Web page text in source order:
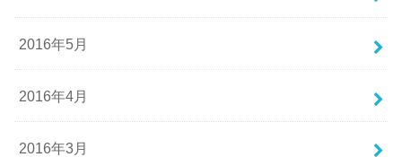
2016年5月
2016年4月
2016年3月